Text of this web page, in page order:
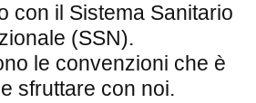
con il Sistema Sanitario
(SSN).
le convenzioni che è
sfruttare con noi.